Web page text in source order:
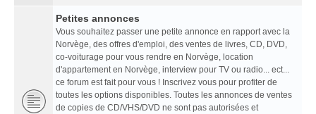
Petites annonces
Vous souhaitez passer une petite annonce en rapport avec la
Norvège, des offres d'emploi, des ventes de livres, CD, DVD,
co-voiturage pour vous rendre en Norvège, location
d'appartement en Norvège, interview pour TV ou radio... ect...
ce forum est fait pour vous ! Inscrivez vous pour profiter de
toutes les options disponibles. Toutes les annonces de ventes
de copies de CD/VHS/DVD ne sont pas autorisées et